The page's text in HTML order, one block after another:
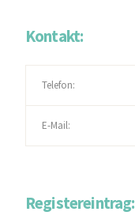
Kontakt:
Telefon:
E-Mail:
Registereintrag: